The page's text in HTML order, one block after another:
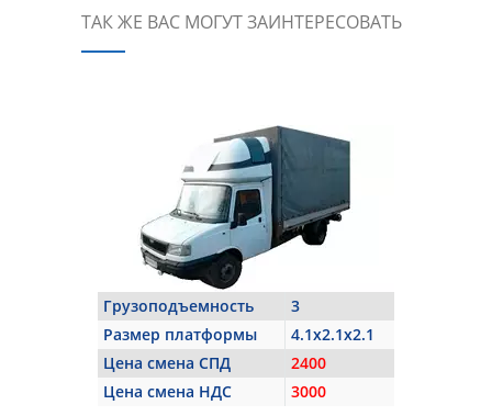
ТАК ЖЕ ВАС МОГУТ ЗАИНТЕРЕСОВАТЬ
Грузоподъемность
3
Размер платформы
4.1x2.1x2.1
Цена смена СПД
2400
Цена смена НДС
3000